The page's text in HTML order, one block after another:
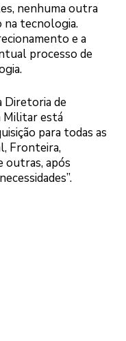
nenhuma outra
na tecnologia.
e a
processo de
Diretoria de
Militar está
para todas as
Fronteira,
outras, após